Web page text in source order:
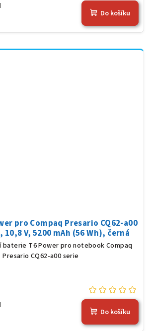
Do košíku
pro Compaq Presario CQ62-a00
V, 5200 mAh (56 Wh), černá
baterie T6 Power pro notebook Compaq
Presario CQ62-a00 serie
Do košíku